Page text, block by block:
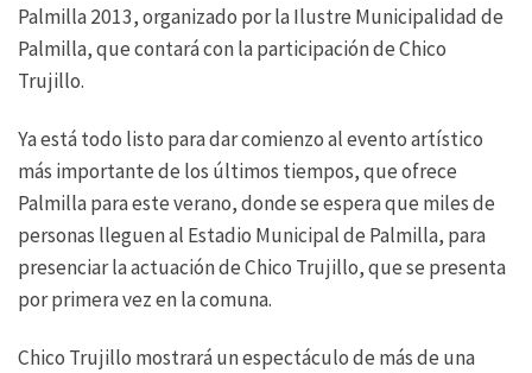
Palmilla 2013, organizado por la Ilustre Municipalidad de
Palmilla, que contará con la participación de Chico
Trujillo.
Ya está todo listo para dar comienzo al evento artístico
más importante de los últimos tiempos, que ofrece
Palmilla para este verano, donde se espera que miles de
personas lleguen al Estadio Municipal de Palmilla, para
presenciar la actuación de Chico Trujillo, que se presenta
por primera vez en la comuna.
Chico Trujillo mostrará un espectáculo de más de una